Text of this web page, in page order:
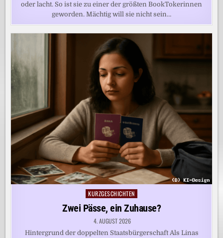
oder lacht. So ist sie zu einer der größten BookTokerinnen
geworden. Mächtig will sie nicht sein…
Posted
in
KURZGESCHICHTEN
Zwei Pässe, ein Zuhause?
4. AUGUST 2026
Hintergrund der doppelten Staatsbürgerschaft Als Linas